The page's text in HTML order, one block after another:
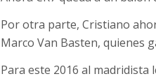
Por otra parte, Cristiano
Marco Van Basten, quienes
Para este 2016 al